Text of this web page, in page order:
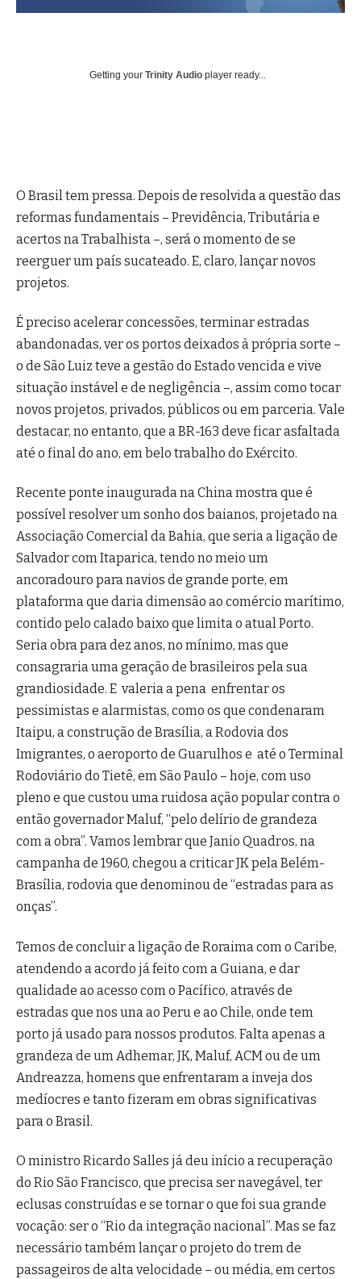
Getting your Trinity Audio player ready...
O Brasil tem pressa. Depois de resolvida a questão das
reformas fundamentais – Previdência, Tributária e
acertos na Trabalhista –, será o momento de se
reerguer um país sucateado. E, claro, lançar novos
projetos.
É preciso acelerar concessões, terminar estradas
abandonadas, ver os portos deixados à própria sorte –
o de São Luiz teve a gestão do Estado vencida e vive
situação instável e de negligência –, assim como tocar
novos projetos, privados, públicos ou em parceria. Vale
destacar, no entanto, que a BR-163 deve ficar asfaltada
até o final do ano, em belo trabalho do Exército.
Recente ponte inaugurada na China mostra que é
possível resolver um sonho dos baianos, projetado na
Associação Comercial da Bahia, que seria a ligação de
Salvador com Itaparica, tendo no meio um
ancoradouro para navios de grande porte, em
plataforma que daria dimensão ao comércio marítimo,
contido pelo calado baixo que limita o atual Porto.
Seria obra para dez anos, no mínimo, mas que
consagraria uma geração de brasileiros pela sua
grandiosidade. E valeria a pena enfrentar os
pessimistas e alarmistas, como os que condenaram
Itaipu, a construção de Brasília, a Rodovia dos
Imigrantes, o aeroporto de Guarulhos e até o Terminal
Rodoviário do Tietê, em São Paulo – hoje, com uso
pleno e que custou uma ruidosa ação popular contra o
então governador Maluf, “pelo delírio de grandeza
com a obra”. Vamos lembrar que Janio Quadros, na
campanha de 1960, chegou a criticar JK pela Belém-
Brasília, rodovia que denominou de “estradas para as
onças”.
Temos de concluir a ligação de Roraima com o Caribe,
atendendo a acordo já feito com a Guiana, e dar
qualidade ao acesso com o Pacífico, através de
estradas que nos una ao Peru e ao Chile, onde tem
porto já usado para nossos produtos. Falta apenas a
grandeza de um Adhemar, JK, Maluf, ACM ou de um
Andreazza, homens que enfrentaram a inveja dos
medíocres e tanto fizeram em obras significativas
para o Brasil.
O ministro Ricardo Salles já deu início a recuperação
do Rio São Francisco, que precisa ser navegável, ter
eclusas construídas e se tornar o que foi sua grande
vocação: ser o “Rio da integração nacional”. Mas se faz
necessário também lançar o projeto do trem de
passageiros de alta velocidade – ou média, em certos